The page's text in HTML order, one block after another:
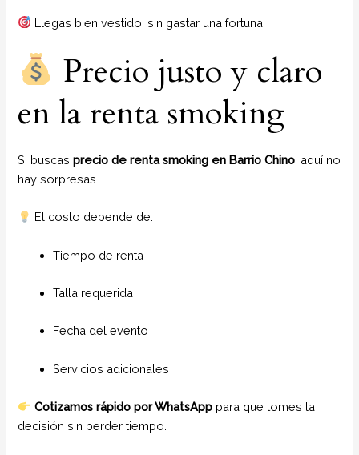
Llegas bien vestido, sin gastar una fortuna.
Precio justo y claro
en la renta smoking
Si buscasprecio de renta smoking en Barrio Chino , aquí no
hay sorpresas.
El costo depende de:
Tiempo de renta
Talla requerida
Fecha del evento
Servicios adicionales
Cotizamos rápido por WhatsApp para que tomes la
decisión sin perder tiempo.